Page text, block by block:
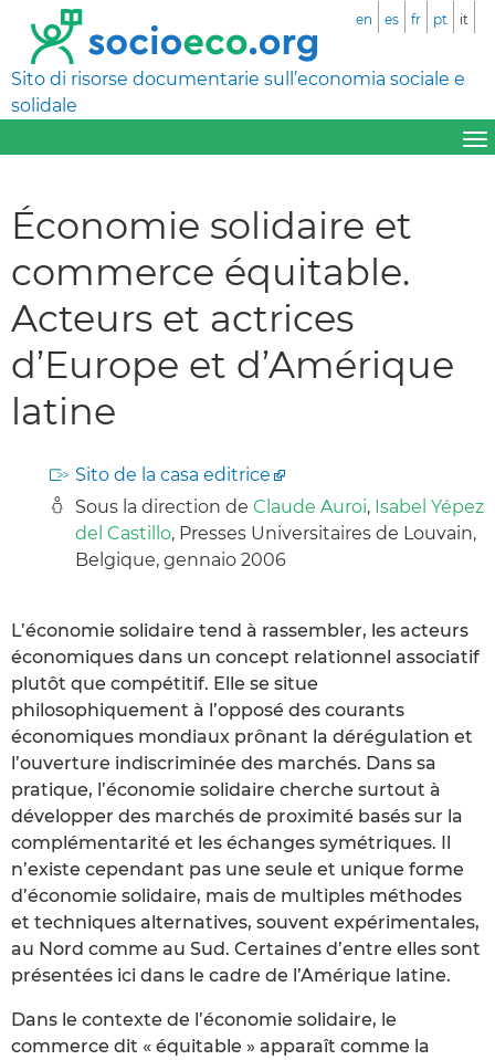
Sito di risorse documentarie sull’economia sociale e
solidale
en es fr pt it
Économie solidaire et
commerce équitable.
Acteurs et actrices
d’Europe et d’Amérique
latine
Sito de la casa editrice
Sous la direction de Claude Auroi, Isabel Yépez
del Castillo, Presses Universitaires de Louvain,
Belgique, gennaio 2006
L’économie solidaire tend à rassembler, les acteurs
économiques dans un concept relationnel associatif
plutôt que compétitif. Elle se situe
philosophiquement à l’opposé des courants
économiques mondiaux prônant la dérégulation et
l’ouverture indiscriminée des marchés. Dans sa
pratique, l’économie solidaire cherche surtout à
développer des marchés de proximité basés sur la
complémentarité et les échanges symétriques. Il
n’existe cependant pas une seule et unique forme
d’économie solidaire, mais de multiples méthodes
et techniques alternatives, souvent expérimentales,
au Nord comme au Sud. Certaines d’entre elles sont
présentées ici dans le cadre de l’Amérique latine.
Dans le contexte de l’économie solidaire, le
commerce dit « équitable » apparaît comme la